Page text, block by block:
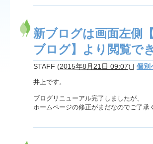
新ブログは画面左側
ブログ】より閲覧で
STAFF (2015年8月21日 09:07) | 個別
井上です。
ブログリニューアル完了しましたが、
ホームページの修正がまだなのでご了承